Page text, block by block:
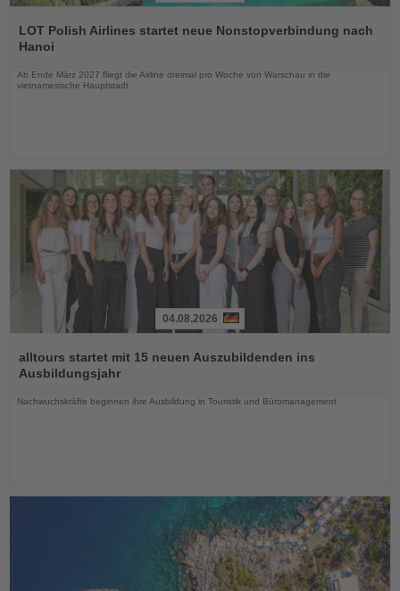
Sie
die
LOT Polish Airlines startet neue Nonstopverbindung nach
Hanoi
Ab Ende März 2027 fliegt die Airline dreimal pro Woche von Warschau in die
vietnamesische Hauptstadt
Sie
die
04.08.2026
alltours startet mit 15 neuen Auszubildenden ins
Ausbildungsjahr
Nachwuchskräfte beginnen ihre Ausbildung in Touristik und Büromanagement